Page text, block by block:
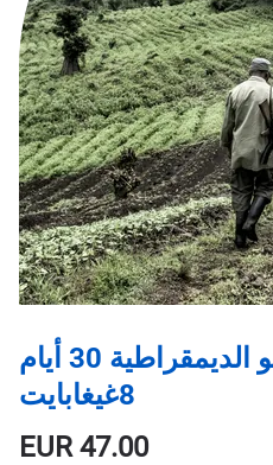
جمهورية الكونغو الديمقراطية 30 أيام
8غيغابايت
EUR47.00